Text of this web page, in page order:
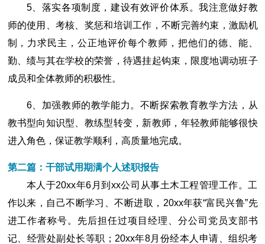
5、落实各项制度，建设有效评价体系。我注意做好教
师的使用、考核、奖惩和培训工作，不断完善约束，激励机
制，力求民主，公正地评价每个教师，把他们的德、能、
勤、绩与其在学校的荣誉，待遇挂起钩束，限度地调动班子
成员和全体教师的积极性。
6、加强教师的教学能力。不断探索教育教学方法，从
教书型向知识型、教练型转变，新教师，年轻教师能够很快
进入角色，保证教学顺利，高质量地完成。
第二篇：干部试用期满个人述职报告
本人于20xx年6月到xx公司从事土木工程管理工作。工
作以来，自己不断学习、不断进取，20xx年获“富民兴鲁”先
进工作者称号。先后担任过项目经理、分公司党员支部书
记、经营处副处长等职；20xx年8月份经本人申请、组织考